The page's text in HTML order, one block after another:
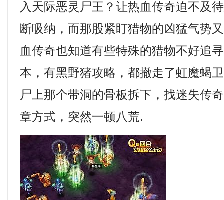
入天际恶灵尸王？让热血传奇迫不及
断吸纳，而那股紧盯猎物的凶猛气势
血传奇也知道有些特殊的猎物不好追
本，有黑野猪攻略，都撤走了虹魔蝎
尸上那个带洞的骨板拆下，找迷失传
章方式，突然一顿八荒.